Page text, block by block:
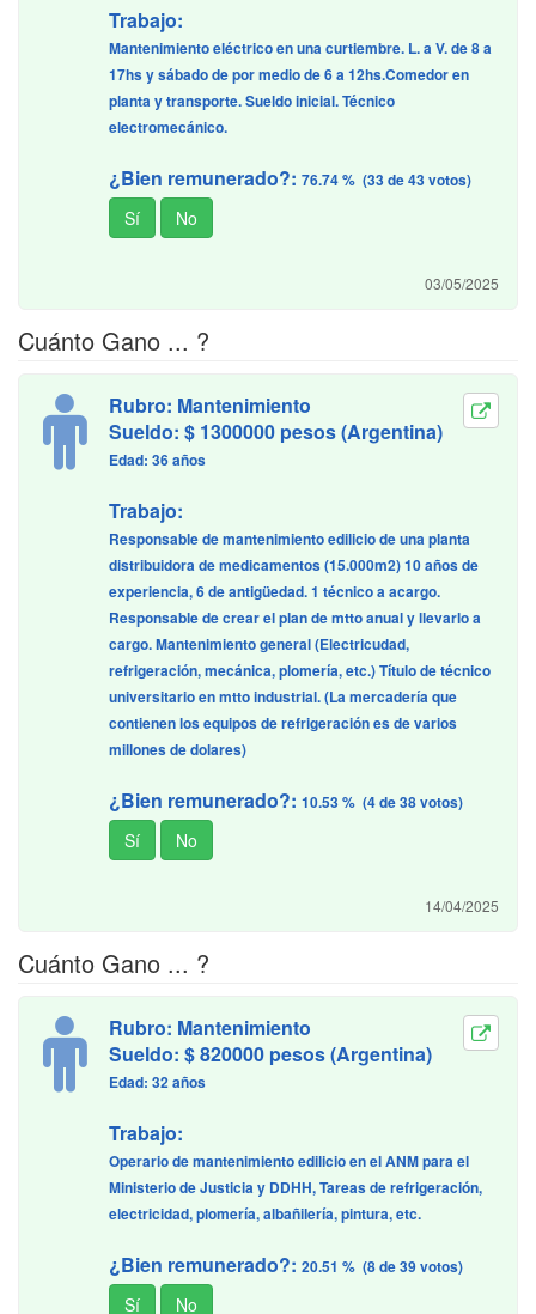
Trabajo:
Mantenimiento eléctrico en una curtiembre. L. a V. de 8 a
17hs y sábado de por medio de 6 a 12hs.Comedor en
planta y transporte. Sueldo inicial. Técnico
electromecánico.
¿Bien remunerado?: 76.74 % (33 de 43 votos)
03/05/2025
Cuánto Gano ... ?
Rubro: Mantenimiento
Sueldo: $ 1300000 pesos (Argentina)
Edad: 36 años
Trabajo:
Responsable de mantenimiento edilicio de una planta
distribuidora de medicamentos (15.000m2) 10 años de
experiencia, 6 de antigüedad. 1 técnico a acargo.
Responsable de crear el plan de mtto anual y llevarlo a
cargo. Mantenimiento general (Electricudad,
refrigeración, mecánica, plomería, etc.) Título de técnico
universitario en mtto industrial. (La mercadería que
contienen los equipos de refrigeración es de varios
millones de dolares)
¿Bien remunerado?: 10.53 % (4 de 38 votos)
14/04/2025
Cuánto Gano ... ?
Rubro: Mantenimiento
Sueldo: $ 820000 pesos (Argentina)
Edad: 32 años
Trabajo:
Operario de mantenimiento edilicio en el ANM para el
Ministerio de Justicia y DDHH, Tareas de refrigeración,
electricidad, plomería, albañilería, pintura, etc.
¿Bien remunerado?: 20.51 % (8 de 39 votos)